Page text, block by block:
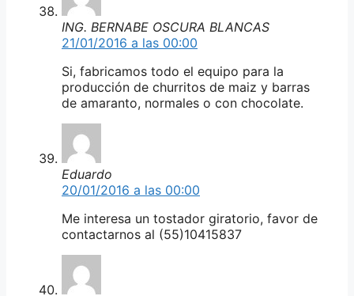
ING. BERNABE OSCURA BLANCAS
21/01/2016 a las 00:00
Si, fabricamos todo el equipo para la
producción de churritos de maiz y barras
de amaranto, normales o con chocolate.
Eduardo
20/01/2016 a las 00:00
Me interesa un tostador giratorio, favor de
contactarnos al (55)10415837